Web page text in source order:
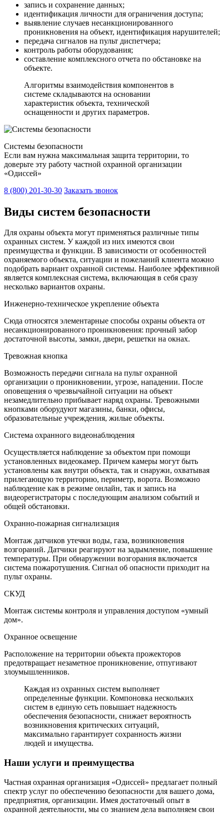
запись и сохранение данных;
идентификация личности для ограничения доступа;
выявление случаев несанкционированного
проникновения на объект, идентификация нарушителей;
передача сигналов на пульт диспетчера;
контроль работы оборудования;
составление комплексного отчета по обстановке на
объекте.
Алгоритмы взаимодействия компонентов в
системе складываются на основании
характеристик объекта, технической
оснащенности и других параметров.
Системы безопасности
Если вам нужна максимальная защита территории, то
доверьте эту работу частной охранной организации
«Одиссей»
8 (800) 201-30-30 Заказать звонок
Виды систем безопасности
Для охраны объекта могут применяться различные типы
охранных систем. У каждой из них имеются свои
преимущества и функции. В зависимости от особенностей
охраняемого объекта, ситуации и пожеланий клиента можно
подобрать вариант охранной системы. Наиболее эффективной
является комплексная система, включающая в себя сразу
несколько вариантов охраны.
Инженерно-техническое укрепление объекта
Сюда относятся элементарные способы охраны объекта от
несанкционированного проникновения: прочный забор
достаточной высоты, замки, двери, решетки на окнах.
Тревожная кнопка
Возможность передачи сигнала на пульт охранной
организации о проникновении, угрозе, нападении. После
оповещения о чрезвычайной ситуации на объект
незамедлительно прибывает наряд охраны. Тревожными
кнопками оборудуют магазины, банки, офисы,
образовательные учреждения, жилые объекты.
Система охранного видеонаблюдения
Осуществляется наблюдение за объектом при помощи
установленных видеокамер. Причем камеры могут быть
установлены как внутри объекта, так и снаружи, охватывая
прилегающую территорию, периметр, ворота. Возможно
наблюдение как в режиме онлайн, так и запись на
видеорегистраторы с последующим анализом событий и
общей обстановки.
Охранно-пожарная сигнализация
Монтаж датчиков утечки воды, газа, возникновения
возгораний. Датчики реагируют на задымление, повышение
температуры. При обнаружении возгорания включается
система пожаротушения. Сигнал об опасности приходит на
пульт охраны.
СКУД
Монтаж системы контроля и управления доступом «умный
дом».
Охранное освещение
Расположение на территории объекта прожекторов
предотвращает незаметное проникновение, отпугивают
злоумышленников.
Каждая из охранных систем выполняет
определенные функции. Компоновка нескольких
систем в единую сеть повышает надежность
обеспечения безопасности, снижает вероятность
возникновения критических ситуаций,
максимально гарантирует сохранность жизни
людей и имущества.
Наши услуги и преимущества
Частная охранная организация «Одиссей» предлагает полный
спектр услуг по обеспечению безопасности для вашего дома,
предприятия, организации. Имея достаточный опыт в
охранной деятельности, мы со знанием дела выполняем свои